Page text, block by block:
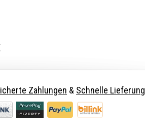
Zahlungen & Schnelle Lieferung